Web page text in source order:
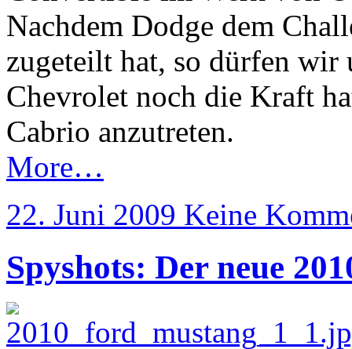
Nachdem Dodge dem
zugeteilt hat, so dürfen wir
Chevrolet noch die Kraft
Cabrio anzutreten.
More…
22. Juni 2009 Keine
Spyshots: Der neue